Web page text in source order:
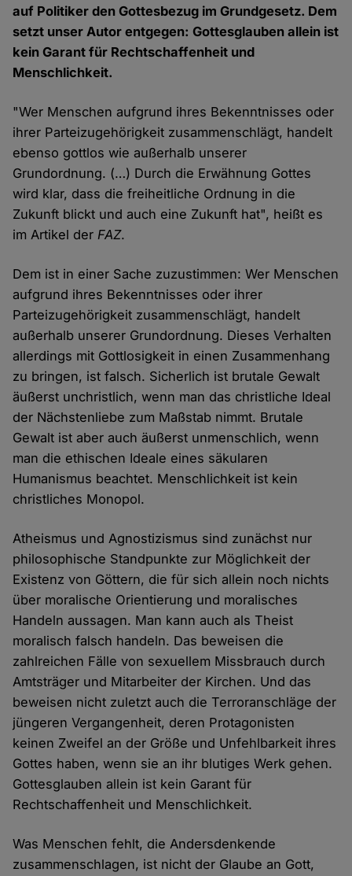
auf Politiker den Gottesbezug im Grundgesetz. Dem
setzt unser Autor entgegen: Gottesglauben allein ist
kein Garant für Rechtschaffenheit und
Menschlichkeit.
"Wer Menschen aufgrund ihres Bekenntnisses oder
ihrer Parteizugehörigkeit zusammenschlägt, handelt
ebenso gottlos wie außerhalb unserer
Grundordnung. (…) Durch die Erwähnung Gottes
wird klar, dass die freiheitliche Ordnung in die
Zukunft blickt und auch eine Zukunft hat", heißt es
im Artikel derFAZ.
Dem ist in einer Sache zuzustimmen: Wer Menschen
aufgrund ihres Bekenntnisses oder ihrer
Parteizugehörigkeit zusammenschlägt, handelt
außerhalb unserer Grundordnung. Dieses Verhalten
allerdings mit Gottlosigkeit in einen Zusammenhang
zu bringen, ist falsch. Sicherlich ist brutale Gewalt
äußerst unchristlich, wenn man das christliche Ideal
der Nächstenliebe zum Maßstab nimmt. Brutale
Gewalt ist aber auch äußerst unmenschlich, wenn
man die ethischen Ideale eines säkularen
Humanismus beachtet. Menschlichkeit ist kein
christliches Monopol.
Atheismus und Agnostizismus sind zunächst nur
philosophische Standpunkte zur Möglichkeit der
Existenz von Göttern, die für sich allein noch nichts
über moralische Orientierung und moralisches
Handeln aussagen. Man kann auch als Theist
moralisch falsch handeln. Das beweisen die
zahlreichen Fälle von sexuellem Missbrauch durch
Amtsträger und Mitarbeiter der Kirchen. Und das
beweisen nicht zuletzt auch die Terroranschläge der
jüngeren Vergangenheit, deren Protagonisten
keinen Zweifel an der Größe und Unfehlbarkeit ihres
Gottes haben, wenn sie an ihr blutiges Werk gehen.
Gottesglauben allein ist kein Garant für
Rechtschaffenheit und Menschlichkeit.
Was Menschen fehlt, die Andersdenkende
zusammenschlagen, ist nicht der Glaube an Gott,